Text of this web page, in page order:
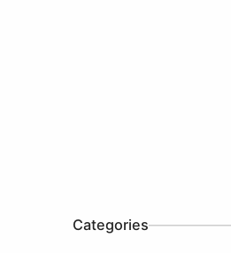
Categories